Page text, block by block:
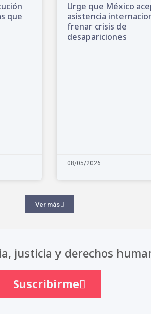
que
Urge que México
asistencia
frenar crisis de
desapariciones
08/05/2026
Ver más
justicia y derechos
Suscribirme